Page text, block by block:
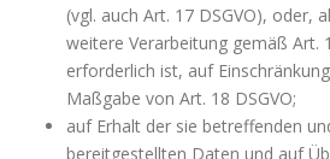
(vgl. auch Art. 17 DSGVO), oder,
weitere Verarbeitung gemäß Art.
erforderlich ist, auf
Maßgabe von Art. 18 DSGVO;
auf Erhalt der sie betreffenden
bereitgestellten Daten und auf